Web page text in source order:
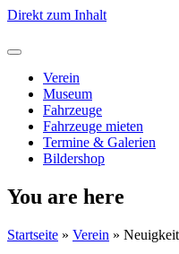
Direkt zum Inhalt
Verein
Museum
Fahrzeuge
Fahrzeuge mieten
Termine & Galerien
Bildershop
You are here
Startseite » Verein »